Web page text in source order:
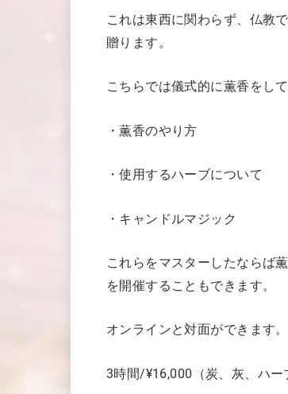
これは東西に関わらず、仏教
贈ります。
こちらでは儀式的に薫香をし
・薫香のやり方
・使用するハーブについて
・キャンドルマジック
これらをマスターしたならば
を開催することもできます。
オンラインと対面ができます。
3時間/¥16,000（炭、灰、ハー